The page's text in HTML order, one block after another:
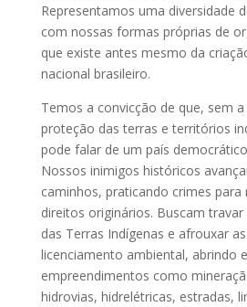
Representamos uma diversidade
com nossas formas próprias de
que existe antes mesmo da
nacional brasileiro.
Temos a convicção de que, sem
proteção das terras e territórios
pode falar de um país
Nossos inimigos históricos
caminhos, praticando crimes para
direitos originários. Buscam
das Terras Indígenas e afrouxar
licenciamento ambiental, abrindo
empreendimentos como
hidrovias, hidrelétricas, estradas,